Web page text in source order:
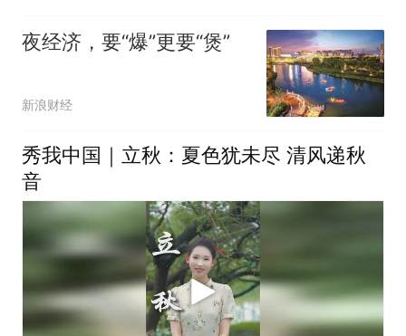
夜经济，要“爆”更要“煲”
新浪财经
秀我中国｜立秋：夏色犹未尽 清风递秋
音